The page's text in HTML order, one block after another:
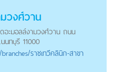
วงศ์วาน
อะมอลล์งามวงศ์วาน ถนน
นทบุรี 11000
ราชเทวีคลินิก-สาขา